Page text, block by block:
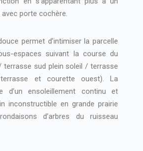
porte cochère.
permet d’intimiser la parcelle
espaces suivant la course du
terrasse sud plein soleil / terrasse
et courette ouest). La
d’un ensoleillement continu et
inconstructible en grande prairie
d’arbres du ruisseau